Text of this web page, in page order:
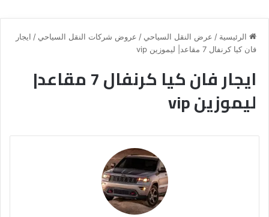
الرئيسية / عرض النقل السياحي / عروض شركات النقل السياحي / ايجار
فان كيا كرنفال 7 مقاعد| ليموزين vip
ايجار فان كيا كرنفال 7 مقاعد|
ليموزين vip